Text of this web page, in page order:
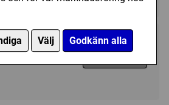
Välj Godkänn alla
Utgått